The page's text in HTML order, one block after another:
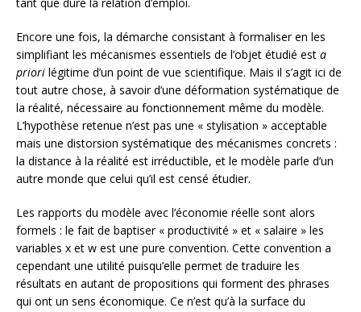
Encore une fois, la démarche consistant à formaliser en les
simplifiant les mécanismes essentiels de l’objet étudié est a
priori légitime d’un point de vue scientifique. Mais il s’agit ici de
tout autre chose, à savoir d’une déformation systématique de
la réalité, nécessaire au fonctionnement même du modèle.
L’hypothèse retenue n’est pas une « stylisation » acceptable
mais une distorsion systématique des mécanismes concrets :
la distance à la réalité est irréductible, et le modèle parle d’un
autre monde que celui qu’il est censé étudier.
Les rapports du modèle avec l’économie réelle sont alors
formels : le fait de baptiser « productivité » et « salaire » les
variables x et w est une pure convention. Cette convention a
cependant une utilité puisqu’elle permet de traduire les
résultats en autant de propositions qui forment des phrases
qui ont un sens économique. Ce n’est qu’à la surface du